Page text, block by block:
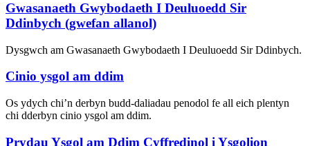
Gwasanaeth Gwybodaeth I Deuluoedd Sir
Ddinbych (gwefan allanol)
Dysgwch am Gwasanaeth Gwybodaeth I Deuluoedd Sir Ddinbych.
Cinio ysgol am ddim
Os ydych chi’n derbyn budd-daliadau penodol fe all eich plentyn
chi dderbyn cinio ysgol am ddim.
Prydau Ysgol am Ddim Cyffredinol i Ysgolion